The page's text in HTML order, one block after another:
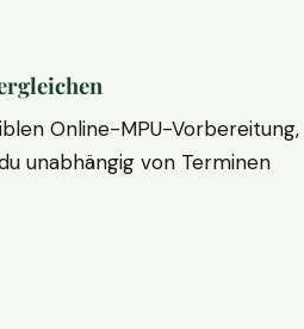
Online-MPU-Vorbereitung,
unabhängig von Terminen